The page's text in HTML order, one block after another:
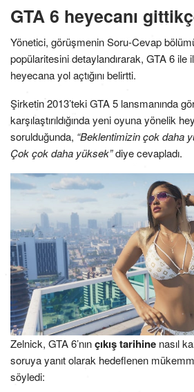
GTA 6 heyecanı
Yönetici, görüşmenin Soru-Cevap
popülaritesini detaylandırarak, GTA 6 ile
heyecana yol açtığını belirtti.
Şirketin 2013’teki GTA 5 lansmanında
karşılaştırıldığında yeni oyuna yönelik
sorulduğunda, “Beklentimizin çok daha
Çok çok daha yüksek”diye cevapladı.
Zelnick, GTA 6’nınçıkış tarihine nasıl
soruya yanıt olarak hedeflenen
söyledi: